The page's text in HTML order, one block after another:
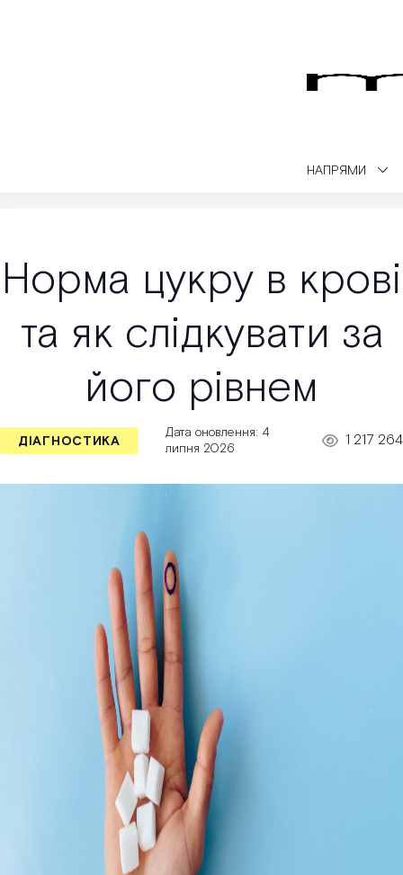
НАПРЯМИ
Норма цукру в крові
та як слідкувати за
його рівнем
ДІАГНОСТИКА
Дата оновлення: 4
липня 2026
1 217 264